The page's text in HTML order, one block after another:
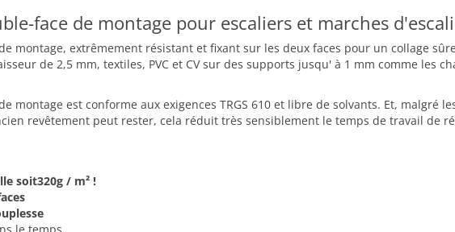
face de montage pour escaliers et marches
montage, extrêmement résistant et fixant sur les deux faces pour un collage
de 2,5 mm, textiles, PVC et CV sur des supports jusqu' à 1 mm comme les
montage est conforme aux exigences TRGS 610 et libre de solvants. Et, malgré
revêtement peut rester, cela réduit très sensiblement le temps de travail de
soit320g / m² !